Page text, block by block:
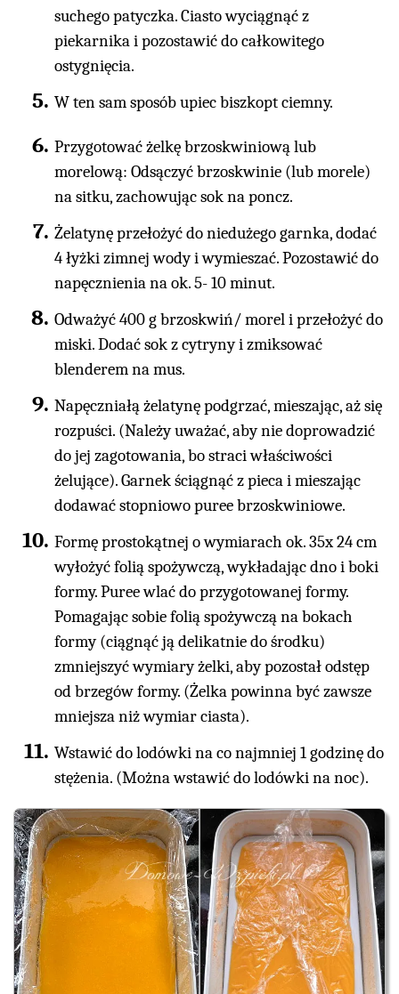
suchego patyczka. Ciasto wyciągnąć z
piekarnika i pozostawić do całkowitego
ostygnięcia.
W ten sam sposób upiec biszkopt ciemny.
Przygotować żelkę brzoskwiniową lub
morelową: Odsączyć brzoskwinie (lub morele)
na sitku, zachowując sok na poncz.
Żelatynę przełożyć do niedużego garnka, dodać
4 łyżki zimnej wody i wymieszać. Pozostawić do
napęcznienia na ok. 5- 10 minut.
Odważyć 400 g brzoskwiń/ morel i przełożyć do
miski. Dodać sok z cytryny i zmiksować
blenderem na mus.
Napęczniałą żelatynę podgrzać, mieszając, aż się
rozpuści. (Należy uważać, aby nie doprowadzić
do jej zagotowania, bo straci właściwości
żelujące). Garnek ściągnąć z pieca i mieszając
dodawać stopniowo puree brzoskwiniowe.
Formę prostokątnej o wymiarach ok. 35x 24 cm
wyłożyć folią spożywczą, wykładając dno i boki
formy. Puree wlać do przygotowanej formy.
Pomagając sobie folią spożywczą na bokach
formy (ciągnąć ją delikatnie do środku)
zmniejszyć wymiary żelki, aby pozostał odstęp
od brzegów formy. (Żelka powinna być zawsze
mniejsza niż wymiar ciasta).
Wstawić do lodówki na co najmniej 1 godzinę do
stężenia. (Można wstawić do lodówki na noc).